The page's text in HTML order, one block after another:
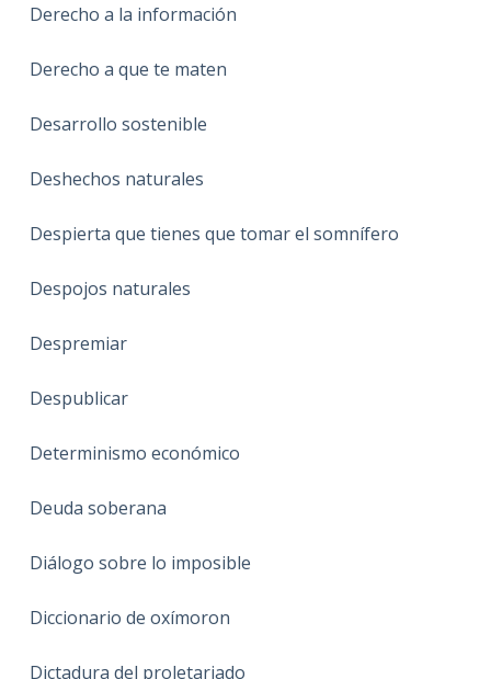
Derecho a la información
Derecho a que te maten
Desarrollo sostenible
Deshechos naturales
Despierta que tienes que tomar el somnífero
Despojos naturales
Despremiar
Despublicar
Determinismo económico
Deuda soberana
Diálogo sobre lo imposible
Diccionario de oxímoron
Dictadura del proletariado